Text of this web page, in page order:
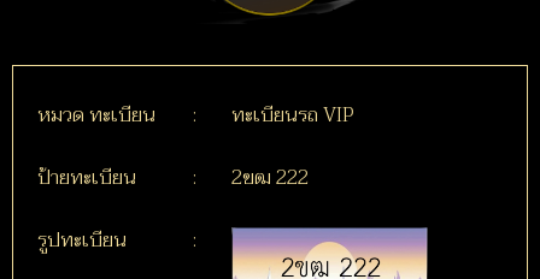
หมวด ทะเบียน :
ทะเบียนรถ VIP
ป้ายทะเบียน
:
2ขฒ 222
รูปทะเบียน
: